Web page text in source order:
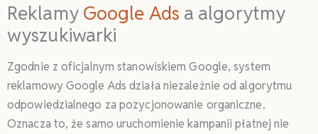
Reklamy Google Ads a algorytmy
wyszukiwarki
Zgodnie z oficjalnym stanowiskiem Google, system
reklamowy Google Ads działa niezależnie od algorytmu
odpowiedzialnego za pozycjonowanie organiczne.
Oznacza to, że samo uruchomienie kampanii płatnej nie